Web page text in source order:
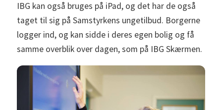
IBG kan også bruges på iPad, og det har de også
taget til sig på Samstyrkens ungetilbud. Borgerne
logger ind, og kan sidde i deres egen bolig og få
samme overblik over dagen, som på IBG Skærmen.